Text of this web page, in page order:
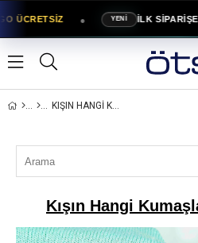
ÜCRETSİZ ● YENİ İLK
KIŞIN HANGI KUMAŞLAR SICAK TUTAR?
Kışın Hangi